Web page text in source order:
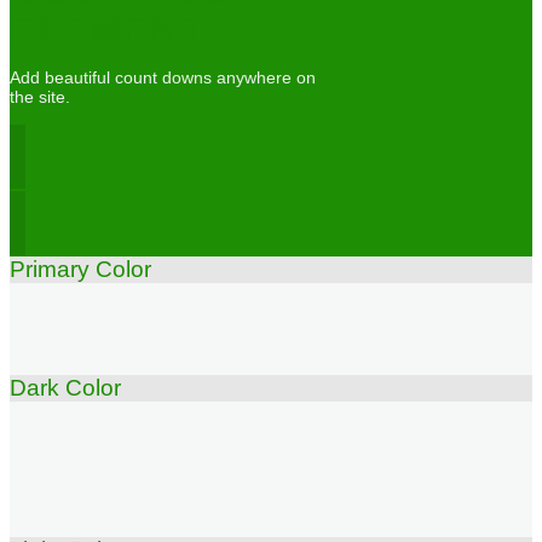
Add beautiful count downs anywhere on
the site.
Primary Color
Dark Color